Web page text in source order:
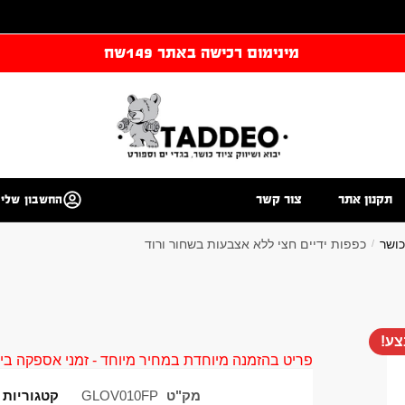
מינימום רכישה באתר 149שח
תקנון אתר צור קשר החשבון שלי
/ כפפות ידיים חצי ללא אצבעות בשחור ורוד
פריט בהזמנה מיוחדת במחיר מיוחד - זמני אספקה בין 40 ל 90 ימי עסקים צור קשר
מק"ט GLOV010FP קטגוריות